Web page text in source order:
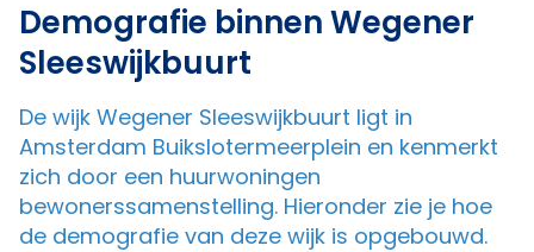
Demografie binnen Wegener
Sleeswijkbuurt
De wijk Wegener Sleeswijkbuurt ligt in
Amsterdam Buikslotermeerplein en kenmerkt
zich door een huurwoningen
bewonerssamenstelling. Hieronder zie je hoe
de demografie van deze wijk is opgebouwd.